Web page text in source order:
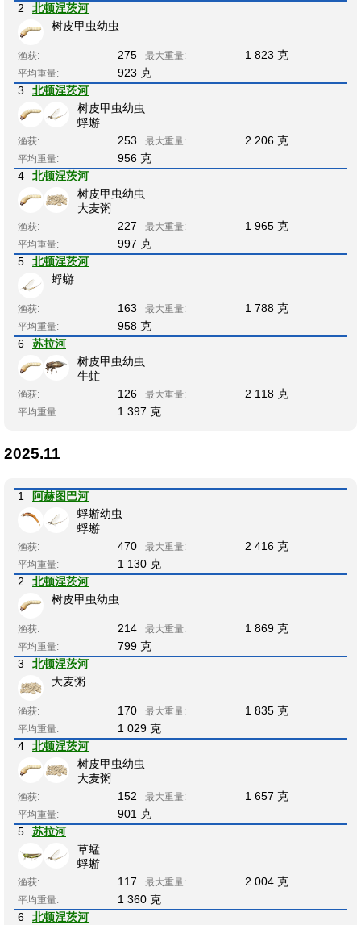
2
北顿涅茨河
树皮甲虫幼虫
渔获: 275 最大重量: 1 823 克
平均重量:
923 克
3
北顿涅茨河
树皮甲虫幼虫
蜉蝣
渔获: 253 最大重量: 2 206 克
平均重量:
956 克
4
北顿涅茨河
树皮甲虫幼虫
大麦粥
渔获: 227 最大重量: 1 965 克
平均重量:
997 克
5
北顿涅茨河
蜉蝣
渔获: 163 最大重量: 1 788 克
平均重量:
958 克
6
苏拉河
树皮甲虫幼虫
牛虻
渔获: 126 最大重量: 2 118 克
平均重量: 1 397 克
2025.11
1
阿赫图巴河
蜉蝣幼虫
蜉蝣
渔获: 470 最大重量: 2 416 克
平均重量:
1 130 克
2
北顿涅茨河
树皮甲虫幼虫
渔获: 214 最大重量: 1 869 克
平均重量:
799 克
3
北顿涅茨河
大麦粥
渔获: 170 最大重量: 1 835 克
平均重量:
1 029 克
4
北顿涅茨河
树皮甲虫幼虫
大麦粥
渔获: 152 最大重量: 1 657 克
平均重量:
901 克
5
苏拉河
草蜢
蜉蝣
渔获: 117 最大重量: 2 004 克
平均重量:
1 360 克
6
北顿涅茨河